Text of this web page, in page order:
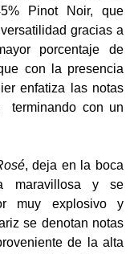
Pinot Noir, que
gracias a
porcentaje de
con la presencia
enfatiza las notas
terminando con un
, deja en la boca
maravillosa y se
muy explosivo y
se denotan notas
de la alta